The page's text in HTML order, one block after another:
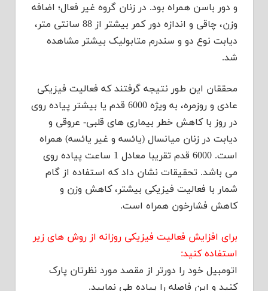
و دور باسن همراه بود. در زنان گروه غیر فعال؛ اضافه
وزن، چاقی و اندازه دور کمر بیشتر از 88 سانتی متر،
دیابت نوع دو و سندرم متابولیک بیشتر مشاهده
شد.
محققان این طور نتیجه گرفتند که فعالیت فیزیکی
عادی و روزمره، به ویژه 6000 قدم یا بیشتر پیاده روی
در روز با کاهش خطر بیماری های قلبی- عروقی و
دیابت در زنان میانسال (یائسه و غیر یائسه) همراه
است. 6000 قدم تقریبا معادل 1 ساعت پیاده روی
می باشد. تحقیقات نشان داد که استفاده از گام
شمار با فعالیت فیزیکی بیشتر، کاهش وزن و
کاهش فشارخون همراه است.
برای افزایش فعالیت فیزیکی روزانه از روش های زیر
استفاده کنید:
اتومبیل خود را دورتر از مقصد مورد نظرتان پارک
کنید و این فاصله را پیاده طی نمایید.